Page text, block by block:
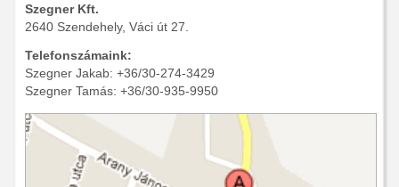
Szegner Kft.
2640 Szendehely, Váci út 27.
Telefonszámaink:
Szegner Jakab: +36/30-274-3429
Szegner Tamás: +36/30-935-9950